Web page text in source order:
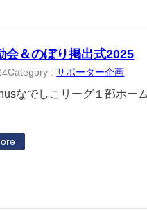
会＆のぼり掲出式2025
Category :サポーター企画
なでしこリーグ１部ホー